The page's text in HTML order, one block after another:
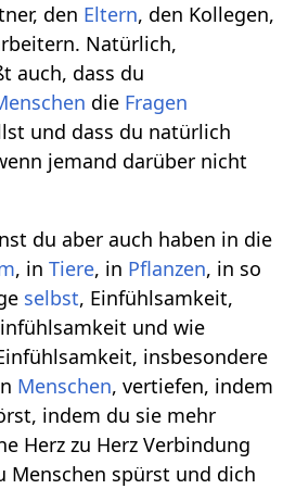
den Eltern, den Kollegen,
Natürlich,
auch, dass du
die Fragen
und dass du natürlich
jemand darüber nicht
du aber auch haben in die
, inTiere, in Pflanzen, in so
selbst, Einfühlsamkeit,
und wie
insbesondere
Menschen, vertiefen, indem
indem du sie mehr
Herz zu Herz Verbindung
Menschen spürst und dich